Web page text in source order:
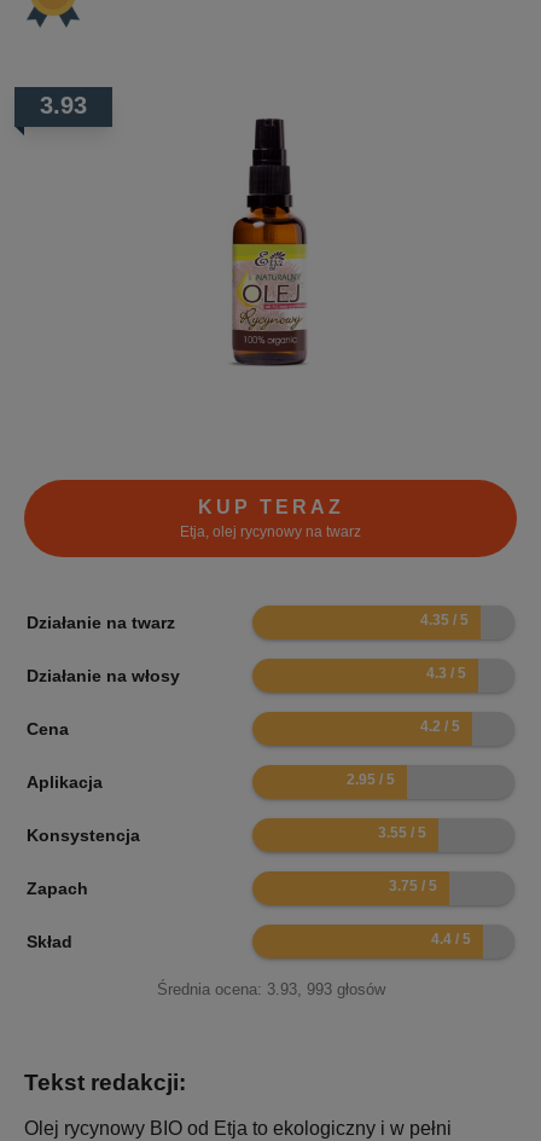
3.93
KUP TERAZ
Etja, olej rycynowy na twarz
Działanie na twarz 8.7
Działanie na włosy 8.6
Cena 8.4
Aplikacja 5.9
Konsystencja 7.1
Zapach 7.5
Skład 8.8
Średnia ocena: 3.93, 993głosów
Tekst redakcji:
Olej rycynowy BIO od Etja to ekologiczny i w pełni